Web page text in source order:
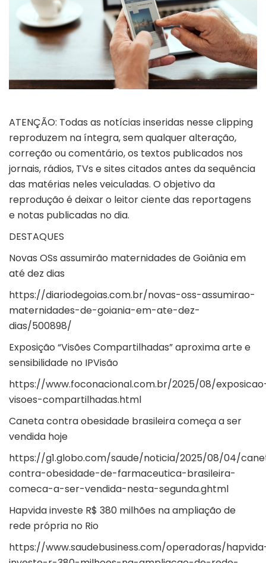
ATENÇÃO: Todas as notícias inseridas nesse clipping
reproduzem na íntegra, sem qualquer alteração,
correção ou comentário, os textos publicados nos
jornais, rádios, TVs e sites citados antes da sequência
das matérias neles veiculadas. O objetivo da
reprodução é deixar o leitor ciente das reportagens
e notas publicadas no dia.
DESTAQUES
Novas OSs assumirão maternidades de Goiânia em
até dez dias
https://diariodegoias.com.br/novas-oss-assumirao-
maternidades-de-goiania-em-ate-dez-
dias/500898/
Exposição “Visões Compartilhadas” aproxima arte e
sensibilidade no IPVisão
https://www.foconacional.com.br/2025/08/
visoes-compartilhadas.html
Caneta contra obesidade brasileira começa a ser
vendida hoje
https://g1.globo.com/saude/noticia/2025/08/04/
contra-obesidade-de-farmaceutica-brasileira-
comeca-a-ser-vendida-nesta-segunda.ghtml
Hapvida investe R$ 380 milhões na ampliação de
rede própria no Rio
https://www.saudebusiness.com/operadoras/